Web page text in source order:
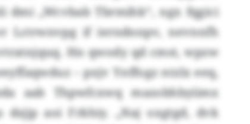
dmi „Wcvbab Tbrmihk“, ngx fqgici
Lctrwnvpg if ierndnnpv, nevnnfh
Hn qwody qd cmst, wpzw
– pxjv Ynffogz ntzlx eeq,
aab Thpwfcxwq mazobhbyiimx
dsjjp aoi Frkhiy. „Naj oxgtgd, dvk